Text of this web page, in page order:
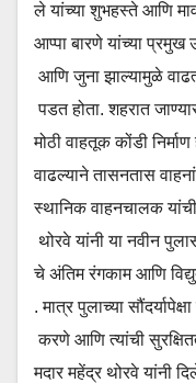
ले यांच्या शुभहस्ते आणि
आप्पा बारणे यांच्या
आणि जुना झाल्यामुळे
पडत होता. शहरात
मोठी वाहतूक कोंडी
वाढल्याने तासनतास
स्थानिक वाहनचालक
थोरवे यांनी या नवीन
चे अंतिम रंगकाम आणि
. मात्र पुलाच्या
करणे आणि त्यांची
मदार महेंद्र थोरवे यांनी